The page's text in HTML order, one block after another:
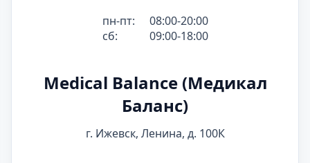
пн-пт:
08:00-20:00
сб:
09:00-18:00
Medical Balance (Медикал
Баланс)
г. Ижевск, Ленина, д. 100К